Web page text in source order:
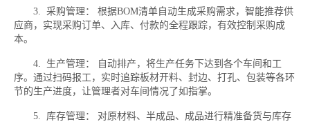
3. 采购管理： 根据BOM清单自动生成采购需求，智能推荐供
应商，实现采购订单、入库、付款的全程跟踪，有效控制采购成
本。
4. 生产管理： 自动排产，将生产任务下达到各个车间和工
序。通过扫码报工，实时追踪板材开料、封边、打孔、包装等各环
节的生产进度，让管理者对车间情况了如指掌。
5. 库存管理： 对原材料、半成品、成品进行精准备货与库存